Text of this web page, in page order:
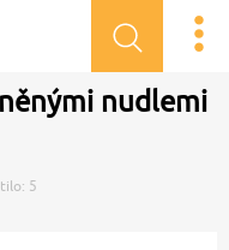
nudlemi
5